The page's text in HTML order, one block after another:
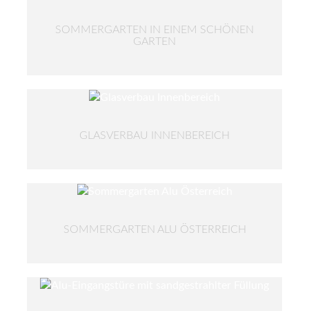
SOMMERGARTEN IN EINEM SCHÖNEN
GARTEN
GLASVERBAU INNENBEREICH
SOMMERGARTEN ALU ÖSTERREICH